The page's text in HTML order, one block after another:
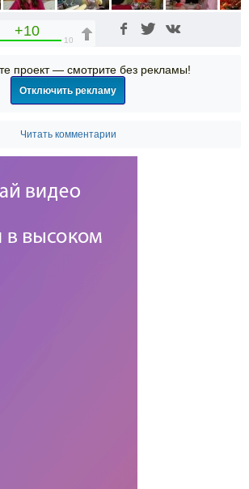
+10
10
проект — смотрите без рекламы!
Отключить рекламу
Читать комментарии